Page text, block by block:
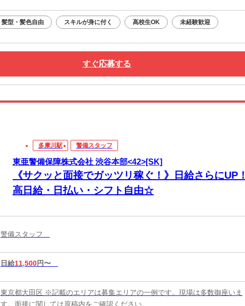
髪型・髪色自由 スキルが身に付く 高校生OK 未経験歓迎
すぐ応募する
多摩川駅 警備スタッフ
東亜警備保障株式会社 渋谷本部<42>[SK]
《サクッと面接でガッツリ稼ぐ！》日給さらにUP！
高日給・日払い・シフト自由☆
警備スタッフ
日給11,500円〜
東京都大田区 ※記載のエリアは募集エリアの一例です。現場は多数御座いま
す。面接に関しては原稿内をご確認ください。